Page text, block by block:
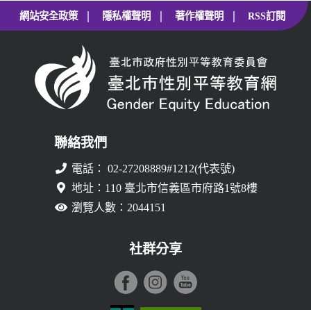
網站安全政策 | 隱私權聲明 | 著作權聲明 | RSS訂閱
聯絡我們
電話： 02-27208889#1212(代表號)
地址：110 臺北市信義區市府路1號8樓
瀏覽人數：2044151
社群分享